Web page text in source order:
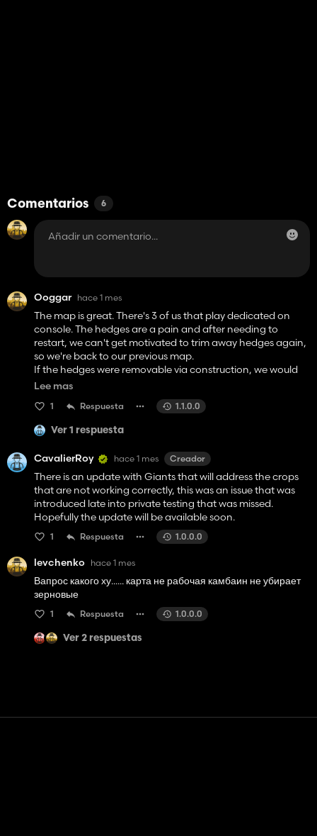
Comentarios 6
Ooggar hace 1 mes
The map is great. There's 3 of us that play dedicated on
console. The hedges are a pain and after needing to
restart, we can't get motivated to trim away hedges again,
so we're back to our previous map.
If the hedges were removable via construction, we would
be there permanently I believe.
Love the map! That one thing is keeping us away.
Lee mas
1 Respuesta 1.1.0.0
Ver 1 respuesta
CavalierRoy hace 1 mes Creador
There is an update with Giants that will address the crops
that are not working correctly, this was an issue that was
introduced late into private testing that was missed.
Hopefully the update will be available soon.
1 Respuesta 1.0.0.0
levchenko hace 1 mes
Вапрос какого ху...... карта не рабочая камбаин не убирает
зерновые
1 Respuesta 1.0.0.0
Ver 2 respuestas